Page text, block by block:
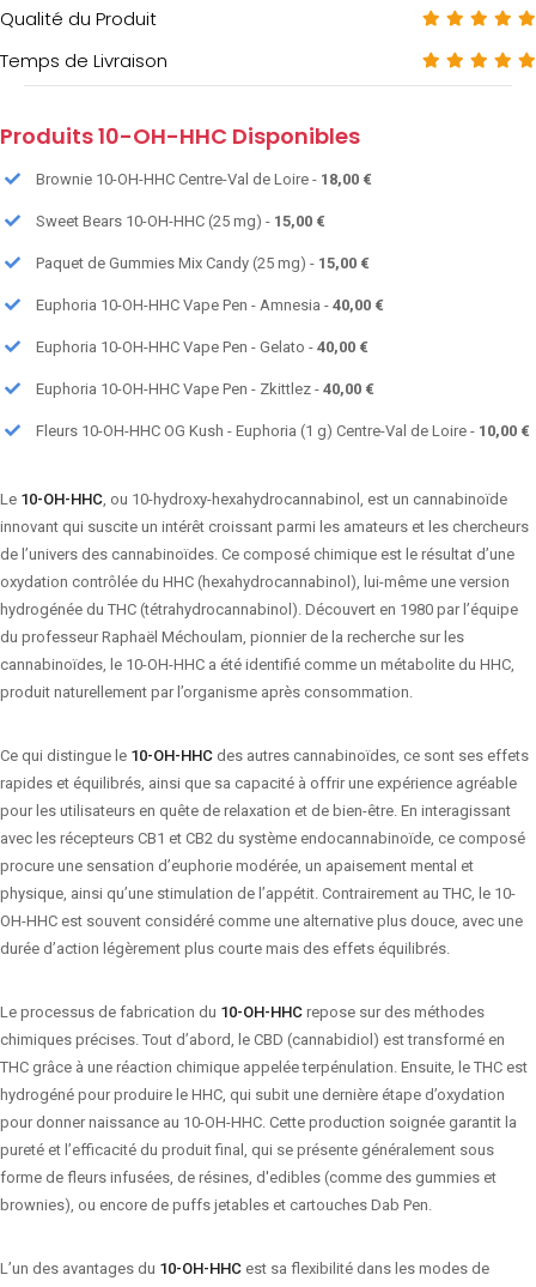
Qualité du Produit
Temps de Livraison
Produits 10-OH-HHC Disponibles
Brownie 10-OH-HHC Centre-Val de Loire - 18,00 €
Sweet Bears 10-OH-HHC (25 mg) - 15,00 €
Paquet de Gummies Mix Candy (25 mg) - 15,00 €
Euphoria 10-OH-HHC Vape Pen - Amnesia - 40,00 €
Euphoria 10-OH-HHC Vape Pen - Gelato - 40,00 €
Euphoria 10-OH-HHC Vape Pen - Zkittlez - 40,00 €
Fleurs 10-OH-HHC OG Kush - Euphoria (1 g) Centre-Val de Loire - 10,00 €
Le 10-OH-HHC, ou 10-hydroxy-hexahydrocannabinol, est un cannabinoïde
innovant qui suscite un intérêt croissant parmi les amateurs et les chercheurs
de l’univers des cannabinoïdes. Ce composé chimique est le résultat d’une
oxydation contrôlée du HHC (hexahydrocannabinol), lui-même une version
hydrogénée du THC (tétrahydrocannabinol). Découvert en 1980 par l’équipe
du professeur Raphaël Méchoulam, pionnier de la recherche sur les
cannabinoïdes, le 10-OH-HHC a été identifié comme un métabolite du HHC,
produit naturellement par l’organisme après consommation.
Ce qui distingue le 10-OH-HHC des autres cannabinoïdes, ce sont ses effets
rapides et équilibrés, ainsi que sa capacité à offrir une expérience agréable
pour les utilisateurs en quête de relaxation et de bien-être. En interagissant
avec les récepteurs CB1 et CB2 du système endocannabinoïde, ce composé
procure une sensation d’euphorie modérée, un apaisement mental et
physique, ainsi qu’une stimulation de l’appétit. Contrairement au THC, le 10-
OH-HHC est souvent considéré comme une alternative plus douce, avec une
durée d’action légèrement plus courte mais des effets équilibrés.
Le processus de fabrication du 10-OH-HHC repose sur des méthodes
chimiques précises. Tout d’abord, le CBD (cannabidiol) est transformé en
THC grâce à une réaction chimique appelée terpénulation. Ensuite, le THC est
hydrogéné pour produire le HHC, qui subit une dernière étape d’oxydation
pour donner naissance au 10-OH-HHC. Cette production soignée garantit la
pureté et l’efficacité du produit final, qui se présente généralement sous
forme de fleurs infusées, de résines, d'edibles (comme des gummies et
brownies), ou encore de puffs jetables et cartouches Dab Pen.
L’un des avantages du 10-OH-HHC est sa flexibilité dans les modes de